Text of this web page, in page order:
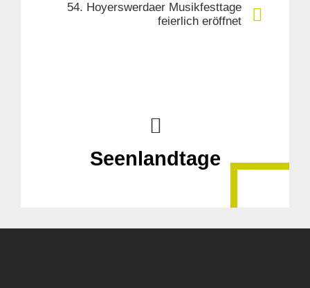
54. Hoyerswerdaer Musikfesttage
feierlich eröffnet
Seenlandtage